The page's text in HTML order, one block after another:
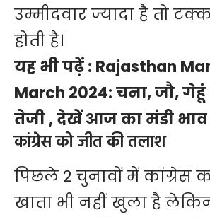
उम्मीदवार ज्यादा है तो
होती है।
यह भी पढ़ें : Rajasthan
March 2024: चना, जौ,
तेजी , देखें आज का मंडी भाव
कांग्रेस को जीत की तलाश
पिछले 2 चुनावों में कांग्रेस
खाता भी नहीं खुला है